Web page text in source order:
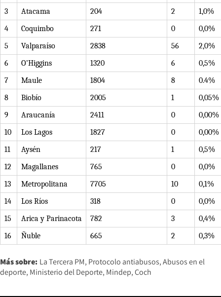
3
Atacama 204 2
1,0%
4
Coquimbo 271 0
0,0%
5
Valparaíso 2838 56
2,0%
6
O’Higgins 1320 6
0,5%
7
Maule 1804 8
0.4%
8
Biobío 2005 1
0,05%
9
Araucanía 2411 0
0,00%
10
Los Lagos 1827 0
0,00%
11
Aysén 217 1
0,5%
12
Magallanes 765 0
0,0%
13
Metropolitana 7705 10
0,1%
14
Los Ríos 318 0
0,0%
15
Arica y Parinacota 782 3
0,4%
16
Ñuble 665 2 0,3%
Más sobre: La Tercera PM Protocolo antiabusos Abusos en el
deporte Ministerio del Deporte Mindep Coch